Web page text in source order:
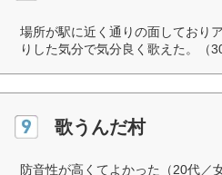
場所が駅に近く通りの面しており
りした気分で気分良く歌えた。（
歌うんだ村
防音性が高くてよかった（20代／女